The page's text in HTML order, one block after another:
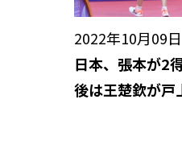
2022年10月09日
日本、張本が2
後は王楚欽が戸